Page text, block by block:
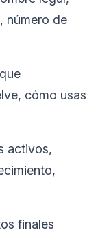
número de
cómo usas
activos,
finales